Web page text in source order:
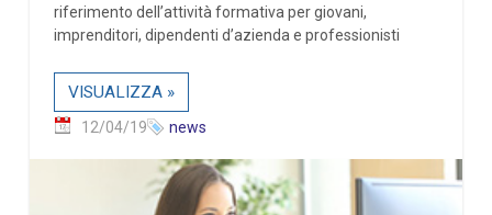
riferimento dell’attività formativa per giovani,
imprenditori, dipendenti d’azienda e professionisti
VISUALIZZA »
12/04/19 news